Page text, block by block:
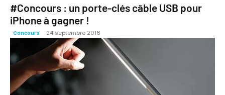
#Concours : un porte-clés câble USB pour
iPhone à gagner !
Concours 24 septembre 2016